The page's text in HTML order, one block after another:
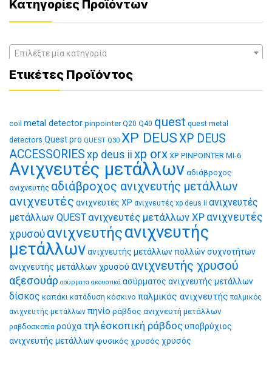
Κατηγορίες Προϊόντων
Επιλέξτε μία κατηγορία
Ετικέτες Προϊόντος
coil metal detector pinpointer Q20 Q40 quest quest metal
detectors Quest pro QUEST Q30 XP DEUSXP DEUS
ACCESSORIES xp deus ii xp orx XP PINPOINTER MI-6
Ανιχνευτές μετάλλων αδιάβροχος
ανιχνευτής αδιάβροχος ανιχνευτής μετάλλων
ανιχνευτές ανιχνευτές XP ανιχνευτές xp deus ii ανιχνευτές
μετάλλων QUEST ανιχνευτές μετάλλων XP ανιχνευτές
χρυσού ανιχνευτήςανιχνευτής
μετάλλωνανιχνευτής μετάλλων πολλών συχνοτήτων
ανιχνευτής μετάλλων χρυσού ανιχνευτής χρυσού
αξεσουάρ ασύρματα ακουστικά ασύρματος ανιχνευτής μετάλλων
δίσκος καπάκι κατάδυση κόσκινο παλμικός ανιχνευτής παλμικός
ανιχνευτής μετάλλων πηνίο ράβδος ανιχνευτή μετάλλων
ραβδοσκοπία ρούχα τηλέσκοπική ράβδοςυποβρύχιος
ανιχνευτής μετάλλωνφυσικός χρυσός χρυσός